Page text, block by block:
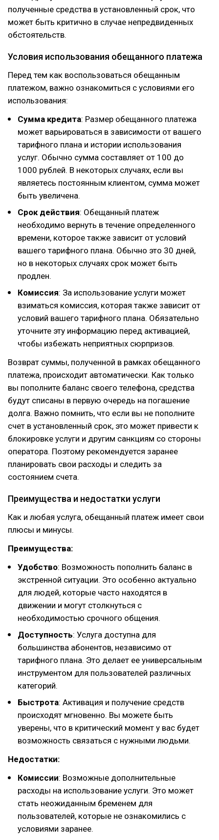
полученные средства в установленный срок, что
может быть критично в случае непредвиденных
обстоятельств.
Условия использования обещанного платежа
Перед тем как воспользоваться обещанным
платежом, важно ознакомиться с условиями его
использования:
Сумма кредита: Размер обещанного платежа
может варьироваться в зависимости от вашего
тарифного плана и истории использования
услуг. Обычно сумма составляет от 100 до
1000 рублей. В некоторых случаях, если вы
являетесь постоянным клиентом, сумма может
быть увеличена.
Срок действия: Обещанный платеж
необходимо вернуть в течение определенного
времени, которое также зависит от условий
вашего тарифного плана. Обычно это 30 дней,
но в некоторых случаях срок может быть
продлен.
Комиссия: За использование услуги может
взиматься комиссия, которая также зависит от
условий вашего тарифного плана. Обязательно
уточните эту информацию перед активацией,
чтобы избежать неприятных сюрпризов.
Возврат суммы, полученной в рамках обещанного
платежа, происходит автоматически. Как только
вы пополните баланс своего телефона, средства
будут списаны в первую очередь на погашение
долга. Важно помнить, что если вы не пополните
счет в установленный срок, это может привести к
блокировке услуги и другим санкциям со стороны
оператора. Поэтому рекомендуется заранее
планировать свои расходы и следить за
состоянием счета.
Преимущества и недостатки услуги
Как и любая услуга, обещанный платеж имеет свои
плюсы и минусы.
Преимущества:
Удобство: Возможность пополнить баланс в
экстренной ситуации. Это особенно актуально
для людей, которые часто находятся в
движении и могут столкнуться с
необходимостью срочного общения.
Доступность: Услуга доступна для
большинства абонентов, независимо от
тарифного плана. Это делает ее универсальным
инструментом для пользователей различных
категорий.
Быстрота: Активация и получение средств
происходят мгновенно. Вы можете быть
уверены, что в критический момент у вас будет
возможность связаться с нужными людьми.
Недостатки:
Комиссии: Возможные дополнительные
расходы на использование услуги. Это может
стать неожиданным бременем для
пользователей, которые не ознакомились с
условиями заранее.